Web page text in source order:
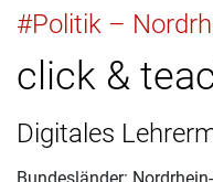
#Politik –
click &
Digitales